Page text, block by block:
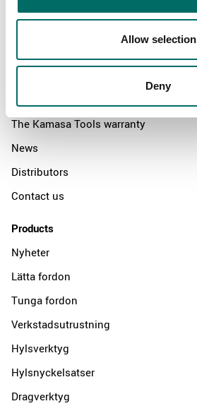
Allow selection
Deny
The Kamasa Tools warranty
News
Distributors
Contact us
Products
Nyheter
Lätta fordon
Tunga fordon
Verkstadsutrustning
Hylsverktyg
Hylsnyckelsatser
Dragverktyg